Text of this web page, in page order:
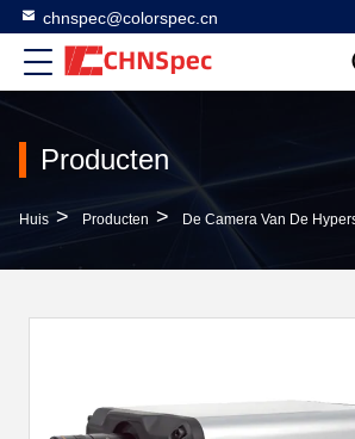
chnspec@colorspec.cn
Producten
Huis > Producten > De Camera Van De